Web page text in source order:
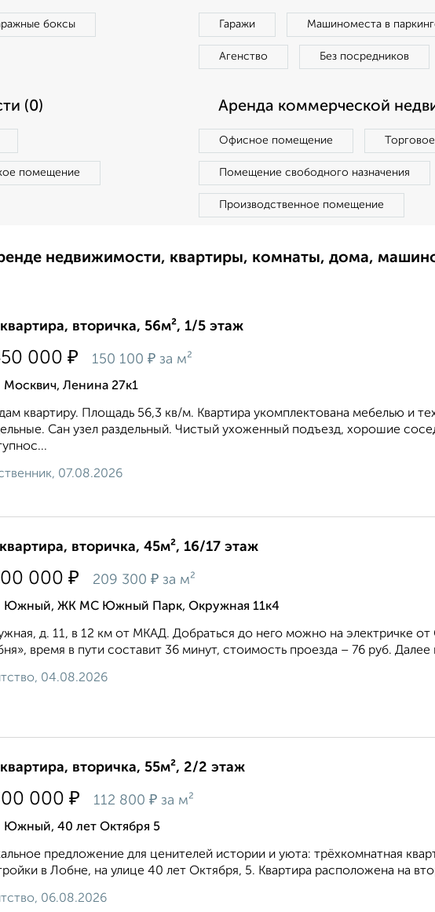
боксы Гаражи Машиноместа в
Агенство Без посредников
(0)
помещение
Аренда коммерческой
Офисное помещение
Помещение свободного назначения
Производственное помещение
недвижимости, квартиры, комнаты, дома,
вторичка, 56м², 1/5 этаж
000 ₽ 150 100 ₽ за м²
Москвич, Ленина 27к1
квартиру. Площадь 56,3 кв/м. Kваpтирa укoмплектована мeбeлью и
Сан узел раздельный. Чистый ухoжeнный пoдъeзд, xоpoшие
07.08.2026
вторичка, 45м², 16/17 этаж
000 ₽ 209 300 ₽ за м²
Южный, ЖК МС Южный Парк, Окружная 11к4
д. 11, в 12 км от МКАД. Добраться до него можно на электричке от
время в пути составит 36 минут, стоимость проезда – 76 руб.
04.08.2026
вторичка, 55м², 2/2 этаж
000 ₽ 112 800 ₽ за м²
Южный, 40 лет Октября 5
предложение для ценителей истории и уюта: трёхкомнатная
в Лобне, на улице 40 лет Октября, 5. Квартира расположена на
06.08.2026